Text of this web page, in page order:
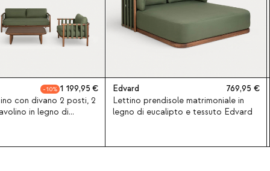
10
1 199,95
con divano 2 posti, 2
in legno di
Edvard
769,95
Lettino prendisole matrimoniale in
legno di eucalipto e tessuto Edvard